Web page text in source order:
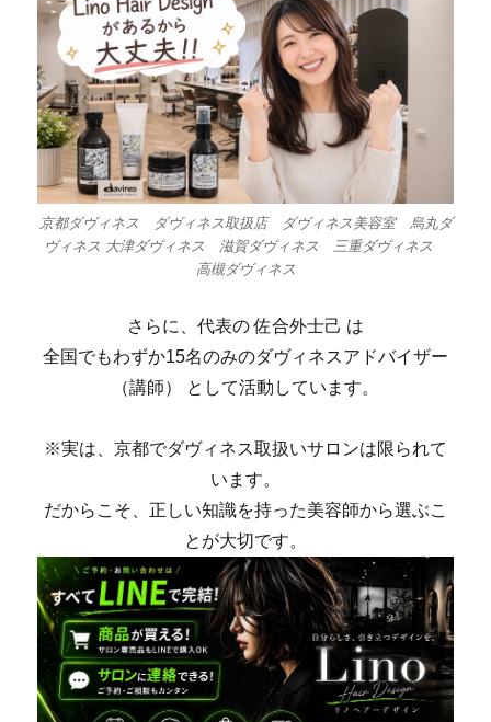
京都ダヴィネス ダヴィネス取扱店 ダヴィネス美容室 烏丸ダ
ヴィネス 大津ダヴィネス 滋賀ダヴィネス 三重ダヴィネス
高槻ダヴィネス
さらに、代表の 佐合外士己 は
全国でもわずか15名のみのダヴィネスアドバイザー
（講師） として活動しています。
※実は、京都でダヴィネス取扱いサロンは限られて
います。
だからこそ、正しい知識を持った美容師から選ぶこ
とが大切です。